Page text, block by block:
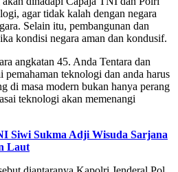
agar tidak kalah dengan negara
Selain itu, pembangunan dan
kondisi negara aman dan kondusif.
angkatan 45. Anda Tentara dan
teknologi dan anda harus
di masa modern bukan hanya perang
teknologi akan memenangi
Siwi Sukma Adji Wisuda Sarjana
Laut